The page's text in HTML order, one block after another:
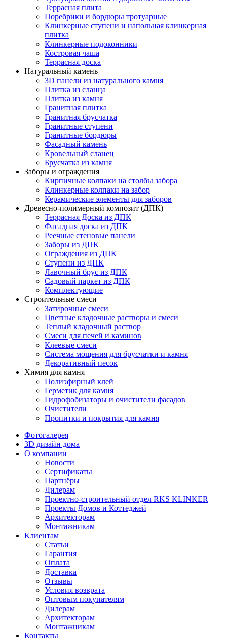
Террасная плита
Поребрики и бордюры тротуарные
Клинкерные ступени и напольная клинкерная
плитка
Клинкерные подоконники
Костровая чаша
Террасная доска
Натуральный камень
3D панели из натурального камня
Плитка из сланца
Плитка из камня
Гранитная плитка
Гранитная брусчатка
Гранитные ступени
Гранитные бордюры
Фасадный камень
Кровельный сланец
Брусчатка из камня
Заборы и ограждения
Кирпичные колпаки на столбы забора
Клинкерные колпаки на забор
Керамические элементы для заборов
Древесно-полимерный композит (ДПК)
Террасная Доска из ДПК
Фасадная доска из ДПК
Реечные стеновые панели
Заборы из ДПК
Ограждения из ДПК
Ступени из ДПК
Лавочный брус из ДПК
Садовый паркет из ДПК
Комплектующие
Строительные смеси
Затирочные смеси
Цветные кладочные растворы и смеси
Теплый кладочный раствор
Смеси для печей и каминов
Клеевые смеси
Система мощения для брусчатки и камня
Декоративный песок
Химия для камня
Полиэфирный клей
Герметик для камня
Гидрофобизаторы и очистители фасадов
Очистители
Пропитки и покрытия для камня
Фотогалерея
3D дизайн дома
О компании
Новости
Сертификаты
Партнёры
Дилерам
Проектно-строительный отдел RKS KLINKER
Проекты Домов и Коттеджей
Архитекторам
Монтажникам
Клиентам
Статьи
Гарантия
Оплата
Доставка
Отзывы
Условия возврата
Оптовым покупателям
Дилерам
Архитекторам
Монтажникам
Контакты